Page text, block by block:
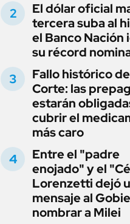
El dólar oficial
tercera suba al
el Banco Nación
su récord
Fallo histórico
Corte: las
estarán
cubrir el
más caro
Entre el "padre
enojado" y el
Lorenzetti dejó
mensaje al
nombrar a Milei